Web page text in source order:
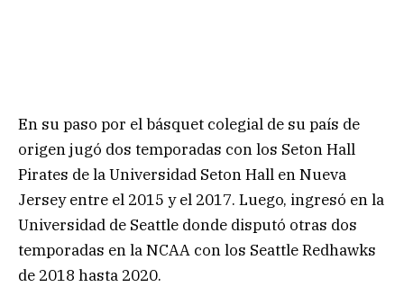
En su paso por el básquet colegial de su país de
origen jugó dos temporadas con los Seton Hall
Pirates de la Universidad Seton Hall en Nueva
Jersey entre el 2015 y el 2017. Luego, ingresó en la
Universidad de Seattle donde disputó otras dos
temporadas en la NCAA con los Seattle Redhawks
de 2018 hasta 2020.